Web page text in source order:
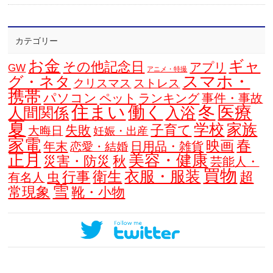
カテゴリー
GW お金 その他記念日 アニメ・特撮 アプリ ギャ
グ・ネタ クリスマス ストレス スマホ・
携帯 パソコン ペット ランキング事件・事故
人間関係住まい 働く 入浴 冬 医療
夏 大晦日 失敗 妊娠・出産 子育て 学校 家族
家電 年末 恋愛・結婚 日用品・雑貨 映画 春
正月 災害・防災 秋 美容・健康 芸能人・
有名人 虫 行事 衛生 衣服・服装 買物 超
常現象 雪 靴・小物